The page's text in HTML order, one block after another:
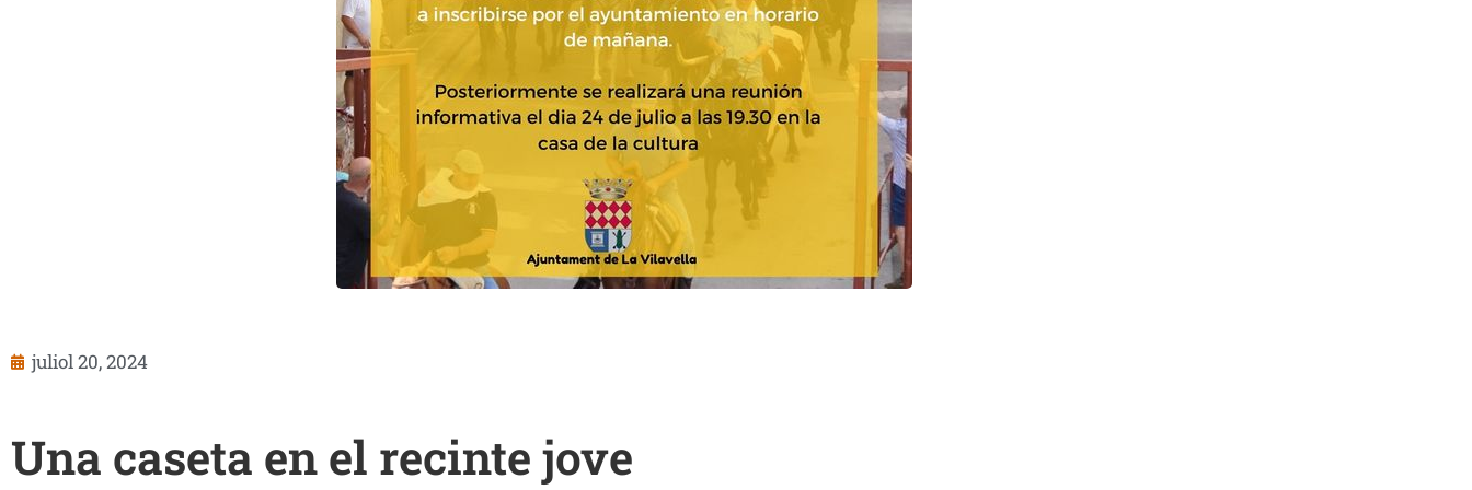
juliol 20, 2024
Una caseta en el recinte jove